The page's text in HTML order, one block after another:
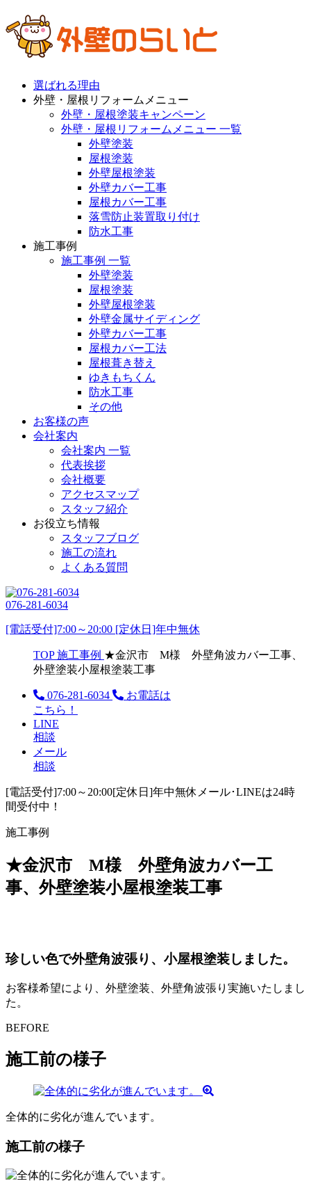
選ばれる理由
外壁・屋根リフォームメニュー
外壁・屋根塗装キャンペーン
外壁・屋根リフォームメニュー 一覧
外壁塗装
屋根塗装
外壁屋根塗装
外壁カバー工事
屋根カバー工事
落雪防止装置取り付け
防水工事
施工事例
施工事例 一覧
外壁塗装
屋根塗装
外壁屋根塗装
外壁金属サイディング
外壁カバー工事
屋根カバー工法
屋根葺き替え
ゆきもちくん
防水工事
その他
お客様の声
会社案内
会社案内 一覧
代表挨拶
会社概要
アクセスマップ
スタッフ紹介
お役立ち情報
スタッフブログ
施工の流れ
よくある質問
076-281-6034
[電話受付]7:00～20:00 [定休日]年中無休
TOP 施工事例 ★金沢市 M様 外壁角波カバー工事、
外壁塗装小屋根塗装工事
076-281-6034
お電話は
こちら！
LINE
相談
メール
相談
[電話受付]7:00～20:00[定休日]年中無休 メール･LINEは24時
間受付中！
施工事例
★金沢市 M様 外壁角波カバー工
事、外壁塗装小屋根塗装工事
珍しい色で外壁角波張り、小屋根塗装しました。
お客様希望により、外壁塗装、外壁角波張り実施いたしまし
た。
BEFORE
施工前の様子
全体的に劣化が進んでいます。
施工前の様子